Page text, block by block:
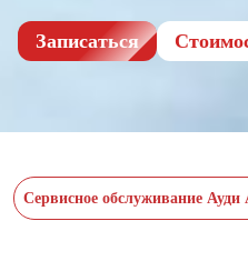
Записаться
Сервисное обслуживание Ауди